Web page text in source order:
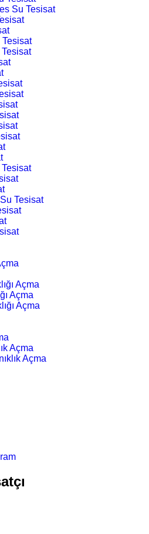
Su Tesisat
Tesisat
Açma
Açma
Açma
Açma
Açma